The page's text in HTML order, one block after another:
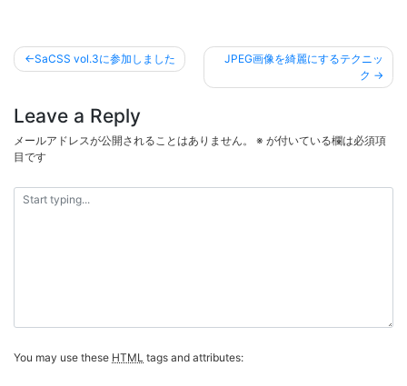
投
稿
ナ
ビ
ゲ
ー
シ
SaCSS vol.3に参加しました
JPEG画像を綺麗にするテクニッ
ク
Leave a Reply
メールアドレスが公開されることはありません。 ※ が付いている欄は必須項
目です
You may use these HTML tags and attributes: